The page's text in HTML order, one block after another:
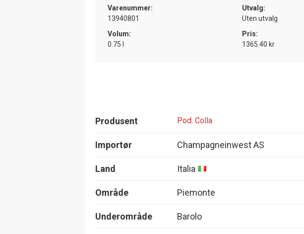
Varenummer:
13940801
Utvalg:
Uten utvalg
Volum:
0.75 l
Pris:
1365.40 kr
Produsent Pod. Colla
Importør Champagneinwest AS
Land Italia
Område Piemonte
Underområde Barolo